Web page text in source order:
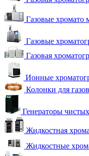
Газовые хромато
Газовые
Газовая
Ионные
Колонки для
Генераторы
Жидкостная
Жидкостные